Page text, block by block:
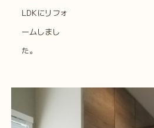
LDKにリフォ
ームしまし
た。